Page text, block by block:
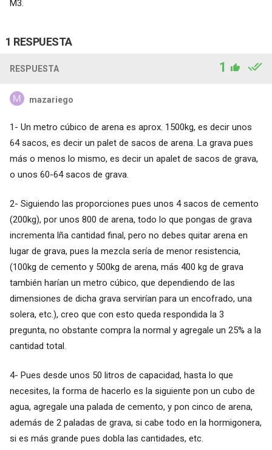
M3.
1 RESPUESTA
RESPUESTA 1
mazariego
1- Un metro cúbico de arena es aprox. 1500kg, es decir unos
64 sacos, es decir un palet de sacos de arena. La grava pues
más o menos lo mismo, es decir un apalet de sacos de grava,
o unos 60-64 sacos de grava.
2- Siguiendo las proporciones pues unos 4 sacos de cemento
(200kg), por unos 800 de arena, todo lo que pongas de grava
incrementa lña cantidad final, pero no debes quitar arena en
lugar de grava, pues la mezcla sería de menor resistencia,
(100kg de cemento y 500kg de arena, más 400 kg de grava
también harían un metro cúbico, que dependiendo de las
dimensiones de dicha grava servirían para un encofrado, una
solera, etc.), creo que con esto queda respondida la 3
pregunta, no obstante compra la normal y agregale un 25% a la
cantidad total.
4- Pues desde unos 50 litros de capacidad, hasta lo que
necesites, la forma de hacerlo es la siguiente pon un cubo de
agua, agregale una palada de cemento, y pon cinco de arena,
además de 2 paladas de grava, si cabe todo en la hormigonera,
si es más grande pues dobla las cantidades, etc.